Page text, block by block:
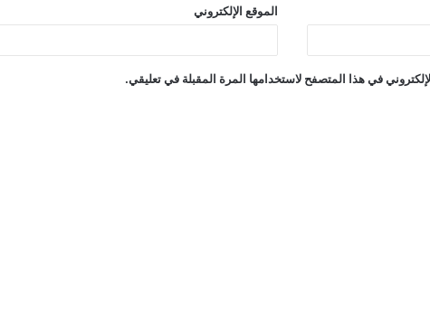
الموقع الإلكتروني
في هذا المتصفح لاستخدامها المرة المقبلة في تعليقي.